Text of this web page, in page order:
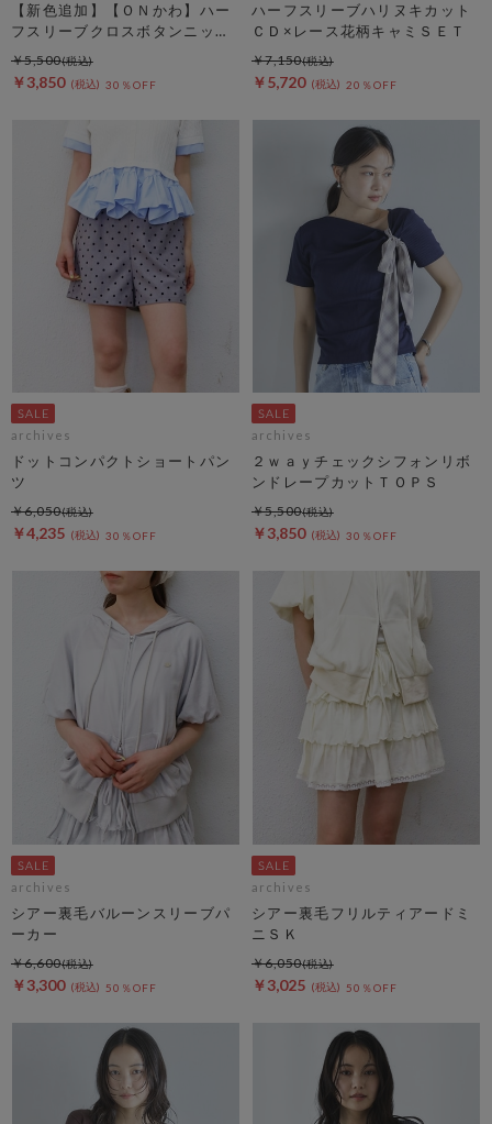
【新色追加】【ＯＮかわ】ハー
フスリーブクロスボタンニット
カーディガン
￥3,850 30％OFF
￥5,500
ハーフスリーブハリヌキカット
ＣＤ×レース花柄キャミＳＥＴ
￥5,720 20％OFF
￥7,150
archives
ドットコンパクトショートパン
ツ
￥4,235 30％OFF
￥6,050
archives
２ｗａｙチェックシフォンリボ
ンドレープカットＴＯＰＳ
￥3,850 30％OFF
￥5,500
archives
シアー裏毛バルーンスリーブパ
ーカー
￥3,300 50％OFF
￥6,600
archives
シアー裏毛フリルティアードミ
ニＳＫ
￥3,025 50％OFF
￥6,050